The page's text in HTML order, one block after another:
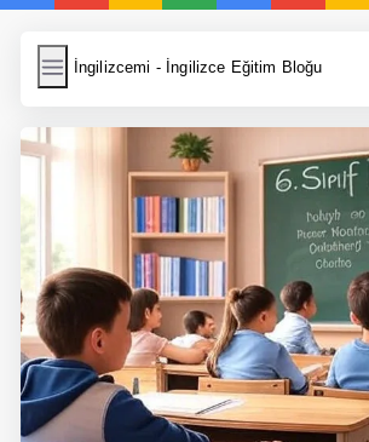
İngilizcemi - İngilizce Eğitim Bloğu
İngilizcemi
Resim Yükle
Wordpress Cache
Anasayfa
İngilizce Yemek Tarifleri
İngilizce Şarkı Sözleri
5 Günde İngilizce